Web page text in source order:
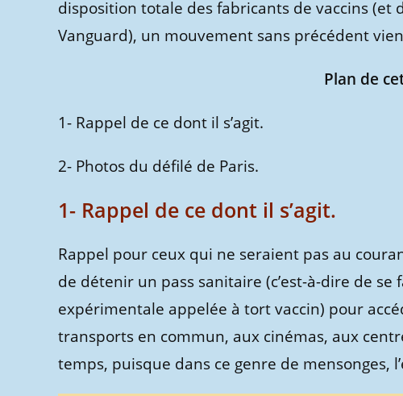
disposition totale des fabricants de vaccins
Vanguard), un mouvement sans précédent
Plan de
1- Rappel de ce dont il s’agit.
2- Photos du défilé de Paris.
1- Rappel de ce dont il s’agit.
Rappel pour ceux qui ne seraient pas au
de détenir un pass sanitaire (c’est-à-dire de
expérimentale appelée à tort vaccin) pour
transports en commun, aux cinémas, aux
temps, puisque dans ce genre de mensonges,